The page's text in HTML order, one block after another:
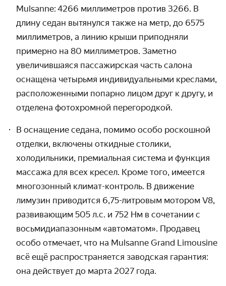
Mulsanne: 4266 миллиметров против 3266. В
длину седан вытянулся также на метр, до 6575
миллиметров, а линию крыши приподняли
примерно на 80 миллиметров. Заметно
увеличившаяся пассажирская часть салона
оснащена четырьмя индивидуальными креслами,
расположенными попарно лицом друг к другу, и
отделена фотохромной перегородкой.
В оснащение седана, помимо особо роскошной
отделки, включены откидные столики,
холодильники, премиальная система и функция
массажа для всех кресел. Кроме того, имеется
многозонный климат-контроль. В движение
лимузин приводится 6,75-литровым мотором V8,
развивающим 505 л.с. и 752 Нм в сочетании с
восьмидиапазонным «автоматом». Продавец
особо отмечает, что на Mulsanne Grand Limousine
всё ещё распространяется заводская гарантия:
она действует до марта 2027 года.